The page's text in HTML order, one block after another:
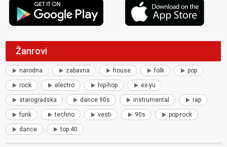
Žanrovi
narodna zabavna house folk pop
rock electro hip-hop ex-yu
starogradska dance 90s instrumental rap
funk techno vesti 90s pop-rock
dance top 40